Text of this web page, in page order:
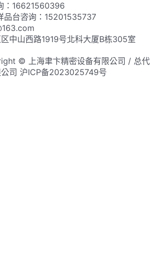
：16621560396
品台咨询：15201535737
中山西路1919号北科大厦B栋305室
© 上海聿卞精密设备有限公司 / 总代
司 沪ICP备2023025749号​